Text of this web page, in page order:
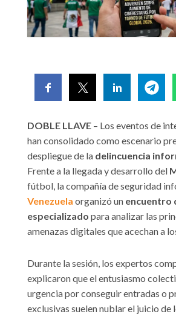
DOBLE LLAVE – Los eventos de
han consolidado como escenario
despliegue de la delincuencia
Frente a la llegada y desarrollo del
fútbol, la compañía de seguridad
Venezuela organizó un encuentro
especializado para analizar las
amenazas digitales que acechan a
Durante la sesión, los expertos
explicaron que el entusiasmo
urgencia por conseguir entradas o
exclusivas suelen nublar el juicio de